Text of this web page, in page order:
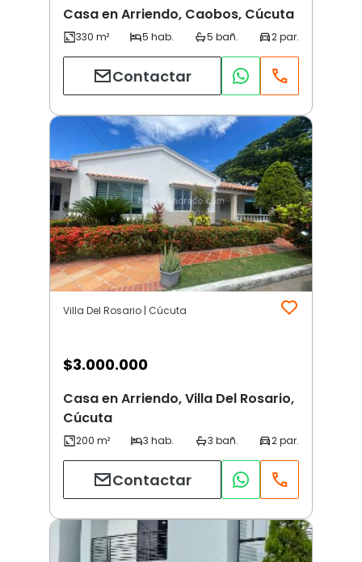
Casa en Arriendo, Caobos, Cúcuta
Contactar
Villa Del Rosario | Cúcuta
$3.000.000
Casa en Arriendo, Villa Del Rosario,
Cúcuta
Contactar